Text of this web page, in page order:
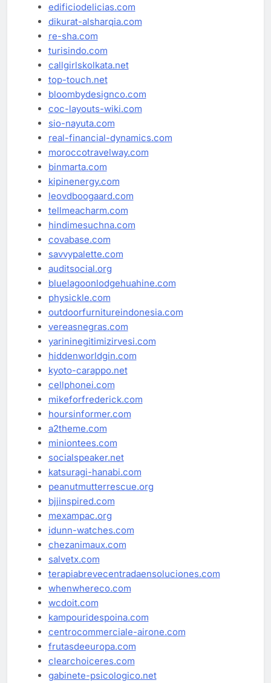
edificiodelicias.com
dikurat-alsharqia.com
re-sha.com
turisindo.com
callgirlskolkata.net
top-touch.net
bloombydesignco.com
coc-layouts-wiki.com
sio-nayuta.com
real-financial-dynamics.com
moroccotravelway.com
binmarta.com
kipinenergy.com
leovdboogaard.com
tellmeacharm.com
hindimesuchna.com
covabase.com
savvypalette.com
auditsocial.org
bluelagoonlodgehuahine.com
physickle.com
outdoorfurnitureindonesia.com
vereasnegras.com
yarininegitimizirvesi.com
hiddenworldgin.com
kyoto-carappo.net
cellphonei.com
mikeforfrederick.com
hoursinformer.com
a2theme.com
miniontees.com
socialspeaker.net
katsuragi-hanabi.com
peanutmutterrescue.org
bjjinspired.com
mexampac.org
idunn-watches.com
chezanimaux.com
salvetx.com
terapiabrevecentradaensoluciones.com
whenwhereco.com
wcdoit.com
kampouridespoina.com
centrocommerciale-airone.com
frutasdeeuropa.com
clearchoiceres.com
gabinete-psicologico.net